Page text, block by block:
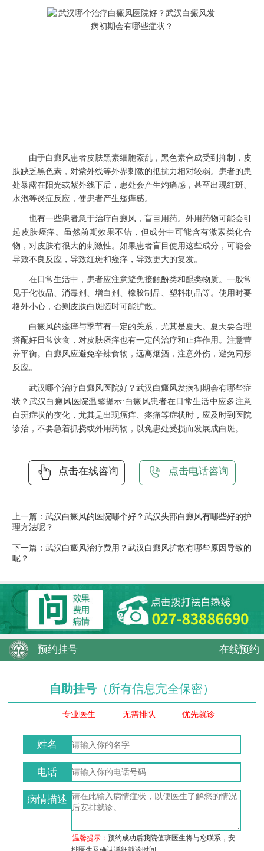
由于白癜风患者皮肤黑素细胞紊乱，黑色素合成受到抑制，皮
肤缺乏黑色素，对紫外线等外界刺激的抵抗力相对较弱。患者的患
处暴露在阳光或紫外线下后，患处会产生灼痛感，甚至出现红斑、
水泡等炎症反应，使患者产生瘙痒感。
也有一些患者急于治疗白癜风，盲目用药。外用药物可能会引
起皮肤瘙痒。虽然前期效果不错，但成分中可能含有激素类化合
物，对皮肤有很大的刺激性。如果患者盲目使用这些成分，可能会
导致不良反应，导致红斑和瘙痒，导致更大的复发。
在日常生活中，患者应注意避免接触酚类和醌类物质。一般常
见于化妆品、消毒剂、增白剂、橡胶制品、塑料制品等。使用时要
格外小心，否则 皮肤白斑 随时可能扩散。
白癜风的瘙痒与季节有一定的关系，尤其是夏天。夏天要合理
搭配好日常饮食，对皮肤瘙痒也有一定的治疗和止痒作用。注意营
养平衡。白癜风应避免辛辣食物，远离烟酒，注意外伤，避免同形
反应。
武汉哪个治疗白癜风医院好？武汉白癜风发病初期会有哪些症
状？ 武汉白癜风医院温馨提示:白癜风患者在日常生活中应多注意
白斑症状的变化，尤其是出现瘙痒、疼痛等症状时，应及时到医院
诊治，不要急着抓挠或外用药物，以免患处受损而发展成白斑。
点击在线咨询 点击电话咨询
上一篇： 武汉白癜风的医院哪个好？武汉头部白癜风有哪些好的护
理方法呢？
下一篇： 武汉白癜风治疗费用？武汉白癜风扩散有哪些原因导致的
呢？
预约挂号 在线预约
自助挂号 （所有信息完全保密）
专业医生 无需排队 优先就诊
姓名
电话
病情描述
温馨提示：预约成功后我院值班医生将与您联系，安